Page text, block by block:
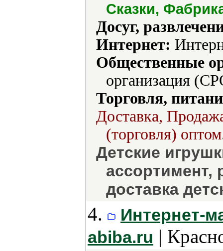
Сказки,
Досуг,
Интернет:
Общественные
организация
Торговля,
Доставка,
(торговля)
Детские
ассортимент,
доставка
4.
Интернет-
abiba.ru |